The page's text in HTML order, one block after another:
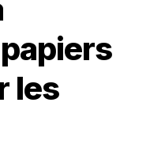
les